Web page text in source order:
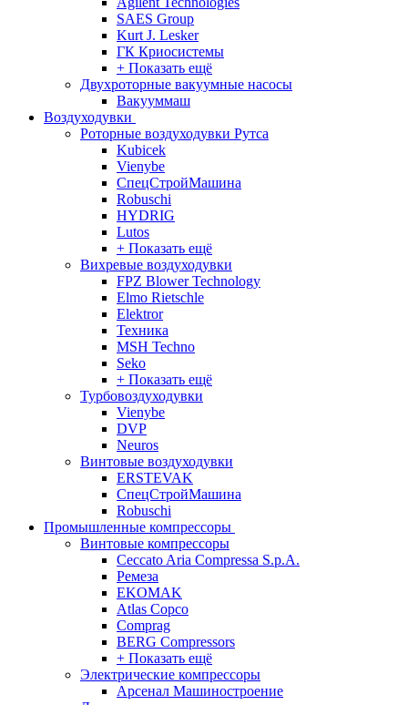
SAES Group
Kurt J. Lesker
ГК Криосистемы
+ Показать ещё
Двухроторные вакуумные насосы
Вакууммаш
Воздуходувки
Роторные воздуходувки Рутса
Kubicek
Vienybe
СпецСтройМашина
Robuschi
HYDRIG
Lutos
+ Показать ещё
Вихревые воздуходувки
FPZ Blower Technology
Elmo Rietschle
Elektror
Техника
MSH Techno
Seko
+ Показать ещё
Турбовоздуходувки
Vienybe
DVP
Neuros
Винтовые воздуходувки
ERSTEVAK
СпецСтройМашина
Robuschi
Промышленные компрессоры
Винтовые компрессоры
Ceccato Aria Compressa S.p.A.
Ремеза
EKOMAK
Atlas Copco
Comprag
BERG Compressors
+ Показать ещё
Электрические компрессоры
Арсенал Машиностроение